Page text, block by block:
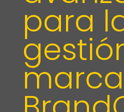
para